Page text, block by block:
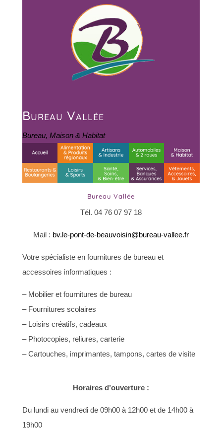
Bureau Vallée
Bureau, Maison & Habitat
Bureau Vallée
Tél. 04 76 07 97 18
Mail : bv.le-pont-de-beauvoisin@bureau-vallee.fr
Votre spécialiste en fournitures de bureau et
accessoires informatiques :
– Mobilier et fournitures de bureau
– Fournitures scolaires
– Loisirs créatifs, cadeaux
– Photocopies, reliures, carterie
– Cartouches, imprimantes, tampons, cartes de visite
Horaires d’ouverture :
Du lundi au vendredi de09h00 à 12h00 et de 14h00 à
19h00